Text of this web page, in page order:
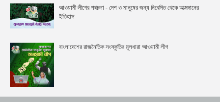
আওয়ামী লীগের পথচলা - দেশ ও মানুষের জন্য নিবেদিত থেকে আত্মদানের
ইতিহাস
বাংলাদেশের রাজনৈতিক সংস্কৃতির মূলধারা আওয়ামী লীগ